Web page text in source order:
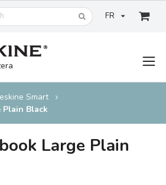
FR
Smart
Plain Black
Large Plain